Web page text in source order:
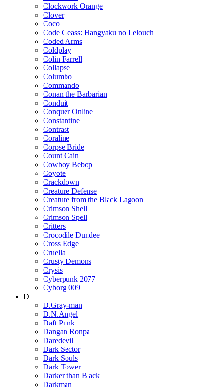
Clockwork Orange
Clover
Coco
Code Geass: Hangyaku no Lelouch
Coded Arms
Coldplay
Colin Farrell
Collapse
Columbo
Commando
Conan the Barbarian
Conduit
Conquer Online
Constantine
Contrast
Coraline
Corpse Bride
Count Cain
Cowboy Bebop
Coyote
Crackdown
Creature Defense
Creature from the Black Lagoon
Crimson Shell
Crimson Spell
Critters
Crocodile Dundee
Cross Edge
Cruella
Crusty Demons
Crysis
Cyberpunk 2077
Cyborg 009
D
D.Gray-man
D.N.Angel
Daft Punk
Dangan Ronpa
Daredevil
Dark Sector
Dark Souls
Dark Tower
Darker than Black
Darkman